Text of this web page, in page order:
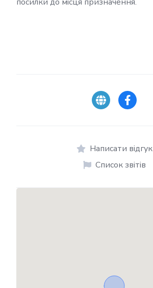
Написати відгук
Список звітів